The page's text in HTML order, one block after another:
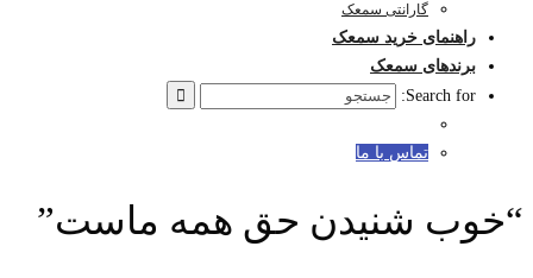
گارانتی سمعک
راهنمای خرید سمعک
برندهای سمعک
Search for:
تماس با ما
“خوب شنیدن حق همه ماست”